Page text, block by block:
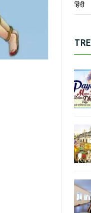
हिंदी